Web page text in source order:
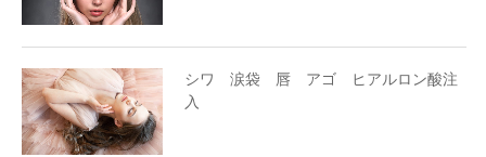
シワ 涙袋 唇 アゴ ヒアルロン酸注
入